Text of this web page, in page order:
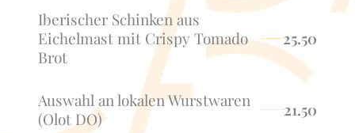
Iberischer Schinken aus
Eichelmast mit Crispy Tomado
Brot
25.50
Auswahl an lokalen Wurstwaren
(Olot DO)
21.50